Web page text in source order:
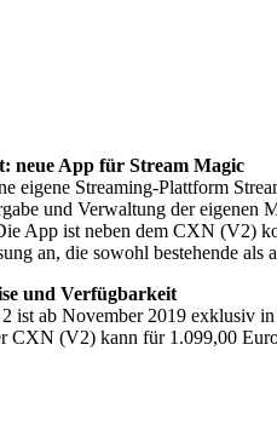
neue App für Stream Magic
eigene Streaming-Plattform
und Verwaltung der
App ist neben dem CXN (V2)
an, die sowohl bestehende als
und Verfügbarkeit
ist ab November 2019 exklusiv
CXN (V2) kann für 1.099,00